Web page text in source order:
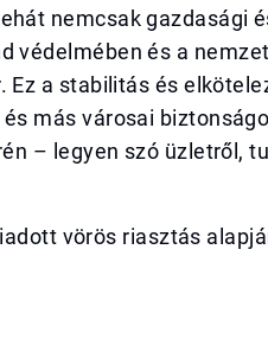
nemcsak gazdasági
védelmében és a
Ez a stabilitás és
más városai
– legyen szó üzletről,
vörös riasztás